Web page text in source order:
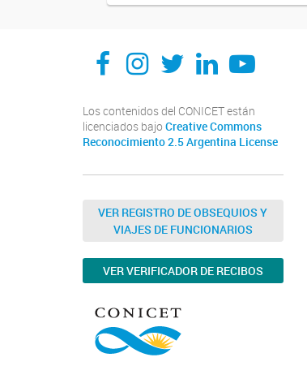
Facebook
Instagram
Twitter
Linkedin
Youtube
Los contenidos del CONICET están
licenciados bajo Creative Commons
Reconocimiento 2.5 Argentina License
VER REGISTRO DE OBSEQUIOS Y
VIAJES DE FUNCIONARIOS
VER VERIFICADOR DE RECIBOS